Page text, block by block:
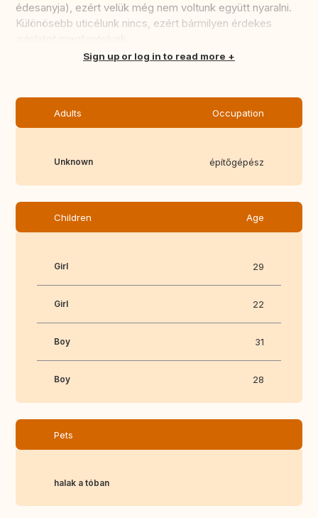
édesanyja), ezért velük még nem voltunk együtt nyaralni.
Különösebb uticélunk nincs, ezért bármilyen érdekes
Translate thisSign up or log in to read more
Adults Occupation
Unknown építőgépész
Children Age
Girl 29
Girl 22
Boy 31
Boy 28
Pets
halak a tóban